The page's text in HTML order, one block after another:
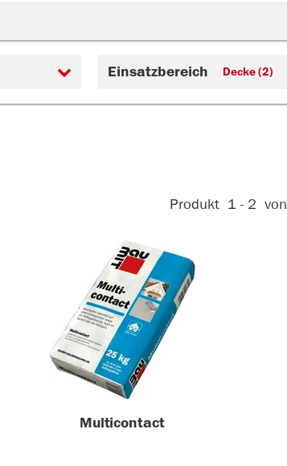
Einsatzbereich Decke (2)
Aktive Filter:
Produkt 1 - 2 von
Multicontact